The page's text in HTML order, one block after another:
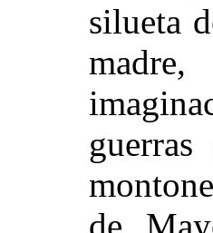
silueta
de